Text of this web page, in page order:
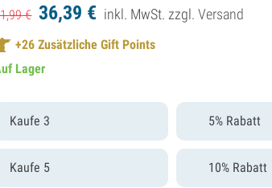
99€ 36,39 € inkl. MwSt. zzgl.Versand
+26 Zusätzliche Gift Points
Lager
Kaufe 3 5% Rabatt
Kaufe 5 10% Rabatt